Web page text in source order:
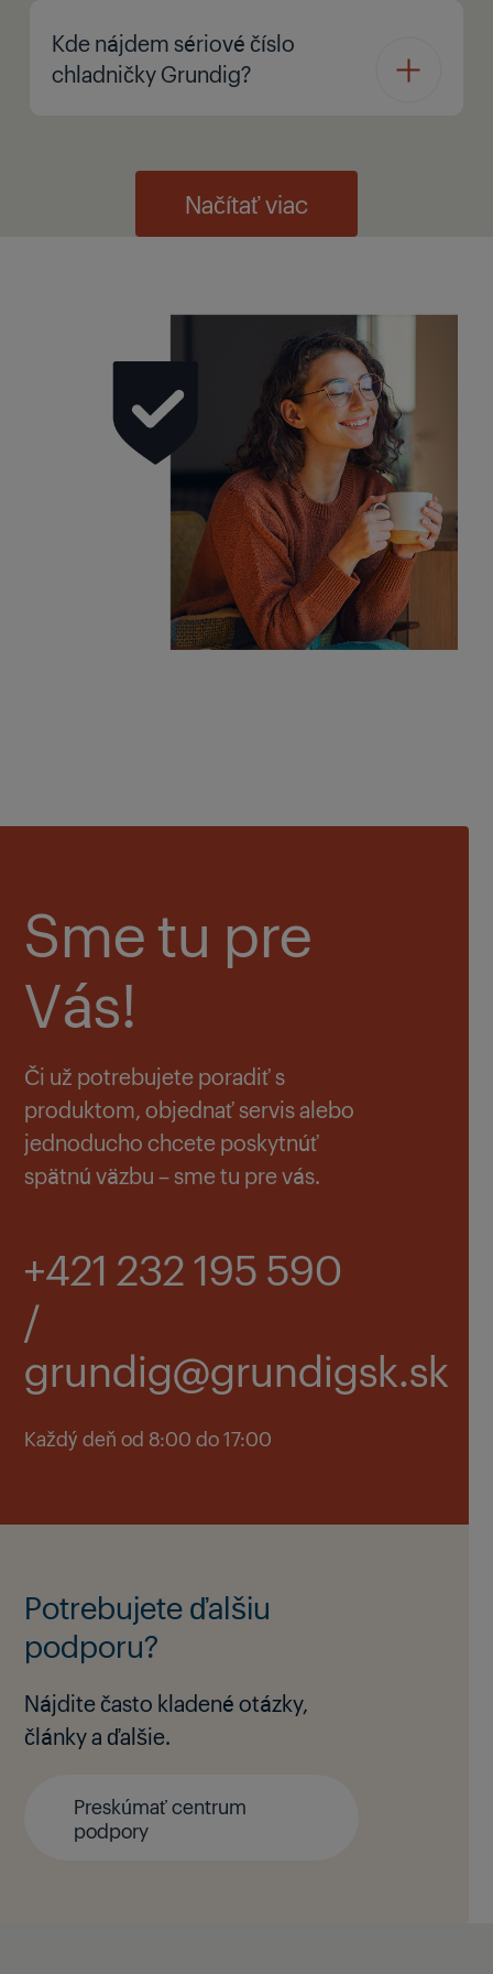
Kde nájdem sériové číslo
chladničky Grundig?
Načítať viac
Sme tu pre
Vás!
Či už potrebujete poradiť s
produktom, objednať servis alebo
jednoducho chcete poskytnúť
spätnú väzbu – sme tu pre vás.
+421 232 195 590
/
grundig@grundigsk.sk
Každý deň od 8:00 do 17:00
Potrebujete ďalšiu
podporu?
Nájdite často kladené otázky,
články a ďalšie.
Preskúmať centrum
podpory